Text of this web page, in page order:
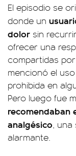
El episodio se
donde un
dolor sin
ofrecer una
compartidas
mencionó el
prohibida en
Pero luego fue
recomendaban
analgésico, una
alarmante.